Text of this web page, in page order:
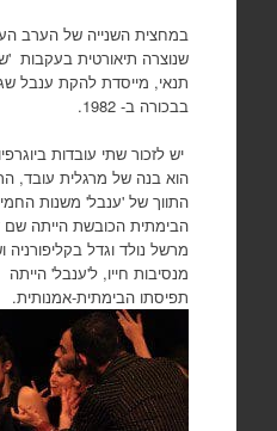
שנוצרה תיאורטית בעקבות
תנאי, מייסדת להקת ענבל
בבכורה ב- 1982.
יש לזכור שתי עובדות
הוא בנה של מרגלית עובד,
התווך של 'ענבל' משנות
הבימתית הכובשת הייתה
מרשל נולד וגדל
מנסיבות חייו, ל'ענבל'
תפיסתו הבימתית-אמנותית.